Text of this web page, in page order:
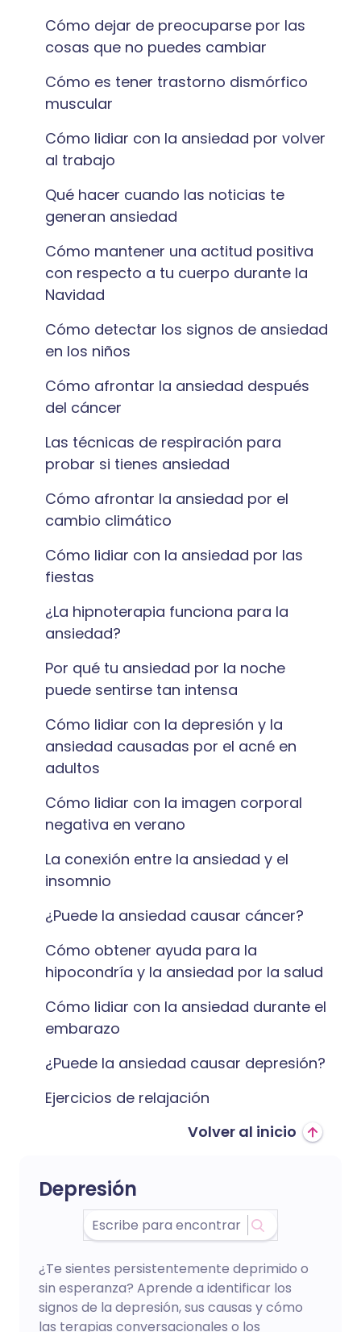
Cómo dejar de preocuparse por las
cosas que no puedes cambiar
Cómo es tener trastorno dismórfico
muscular
Cómo lidiar con la ansiedad por volver
al trabajo
Qué hacer cuando las noticias te
generan ansiedad
Cómo mantener una actitud positiva
con respecto a tu cuerpo durante la
Navidad
Cómo detectar los signos de ansiedad
en los niños
Cómo afrontar la ansiedad después
del cáncer
Las técnicas de respiración para
probar si tienes ansiedad
Cómo afrontar la ansiedad por el
cambio climático
Cómo lidiar con la ansiedad por las
fiestas
¿La hipnoterapia funciona para la
ansiedad?
Por qué tu ansiedad por la noche
puede sentirse tan intensa
Cómo lidiar con la depresión y la
ansiedad causadas por el acné en
adultos
Cómo lidiar con la imagen corporal
negativa en verano
La conexión entre la ansiedad y el
insomnio
¿Puede la ansiedad causar cáncer?
Cómo obtener ayuda para la
hipocondría y la ansiedad por la salud
Cómo lidiar con la ansiedad durante el
embarazo
¿Puede la ansiedad causar depresión?
Ejercicios de relajación
Volver al inicio
Depresión
¿Te sientes persistentemente deprimido o
sin esperanza? Aprende a identificar los
signos de la depresión, sus causas y cómo
las terapias conversacionales o los